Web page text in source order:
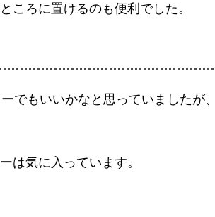
ころに置けるのも便利でした。
でもいいかなと思っていましたが、
は気に入っています。